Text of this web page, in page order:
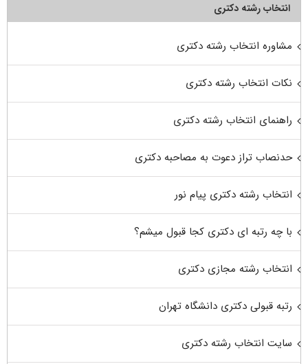
انتخاب رشته دکتری
مشاوره انتخاب رشته دکتری
نکات انتخاب رشته دکتری
راهنمای انتخاب رشته دکتری
حدنصاب تراز دعوت به مصاحبه دکتری
انتخاب رشته دکتری پیام نور
با چه رتبه ای دکتری کجا قبول میشم؟
انتخاب رشته مجازی دکتری
رتبه قبولی دکتری دانشگاه تهران
سایت انتخاب رشته دکتری